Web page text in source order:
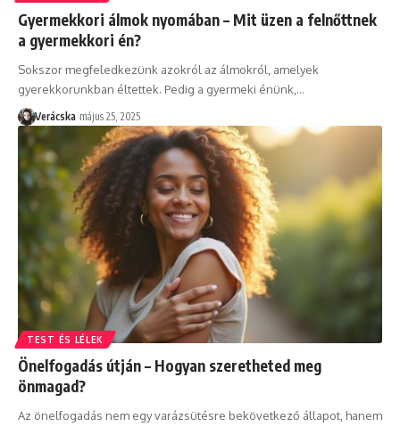
Gyermekkori álmok nyomában – Mit üzen a felnőttnek
a gyermekkori én?
Sokszor megfeledkezünk azokról az álmokról, amelyek
gyerekkorunkban éltettek. Pedig a gyermeki énünk, …
Verácska május 25, 2025
TEST ÉS LÉLEK
Önelfogadás útján – Hogyan szeretheted meg
önmagad?
Az önelfogadás nem egy varázsütésre bekövetkező állapot, hanem